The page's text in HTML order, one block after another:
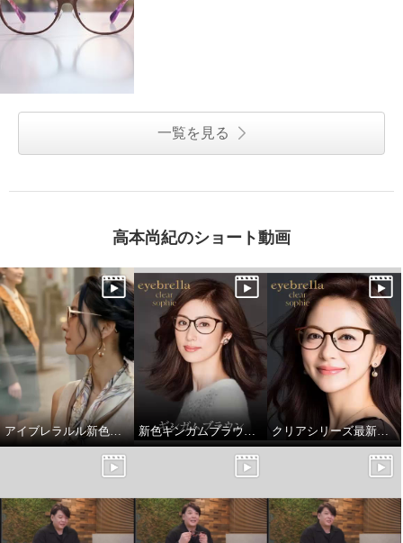
一覧を見る
高本尚紀のショート動画
アイブレラルル新色「ルミシャンパン」 クリアシリーズ最新モデル「アイブレラクリアソフィー」。大人上品に若々しく見せるデザイン✨